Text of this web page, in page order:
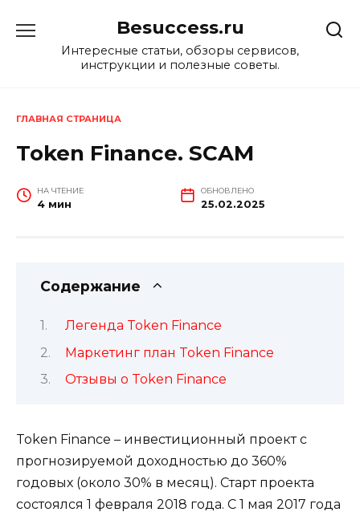
содержанию
Besuccess.ru
Интересные статьи, обзоры сервисов,
инструкции и полезные советы.
ГЛАВНАЯ СТРАНИЦА
Token Finance. SCAM
НА ЧТЕНИЕ
4 мин
ОБНОВЛЕНО
25.02.2025
Содержание
Легенда Token Finance
Маркетинг план Token Finance
Отзывы о Token Finance
Token Finance – инвестиционный проект с
прогнозируемой доходностью до 360%
годовых (около 30% в месяц). Старт проекта
состоялся 1 февраля 2018 года. С 1 мая 2017 года